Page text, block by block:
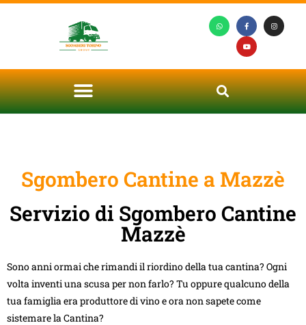
Sgombero Cantine a Mazzè
Servizio di Sgombero Cantine
Mazzè
Sono anni ormai che rimandi il riordino della tua cantina? Ogni
volta inventi una scusa per non farlo? Tu oppure qualcuno della
tua famiglia era produttore di vino e ora non sapete come
sistemare la Cantina?